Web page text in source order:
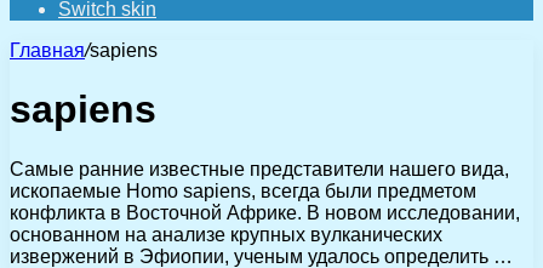
Switch skin
Главная/sapiens
sapiens
Самые ранние известные представители нашего вида,
ископаемые Homo sapiens, всегда были предметом
конфликта в Восточной Африке. В новом исследовании,
основанном на анализе крупных вулканических
извержений в Эфиопии, ученым удалось определить …